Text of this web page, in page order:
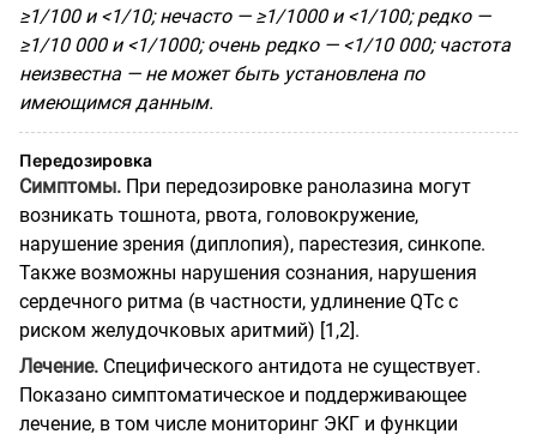
≥1/100 и <1/10; нечасто — ≥1/1000 и <1/100; редко —
≥1/10 000 и <1/1000; очень редко — <1/10 000; частота
неизвестна — не может быть установлена по
имеющимся данным.
Передозировка
Симптомы. При передозировке ранолазина могут
возникать тошнота, рвота, головокружение,
нарушение зрения (диплопия), парестезия, синкопе.
Также возможны нарушения сознания, нарушения
сердечного ритма (в частности, удлинение QTc с
риском желудочковых аритмий) [1,2].
Лечение. Специфического антидота не существует.
Показано симптоматическое и поддерживающее
лечение, в том числе мониторинг ЭКГ и функции